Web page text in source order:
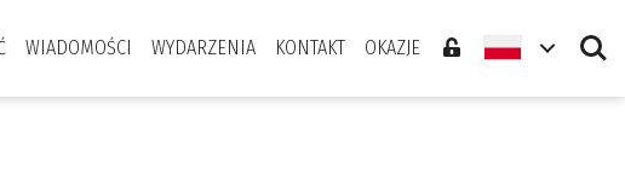
WIADOMOŚCI WYDARZENIA KONTAKT OKAZJE Search